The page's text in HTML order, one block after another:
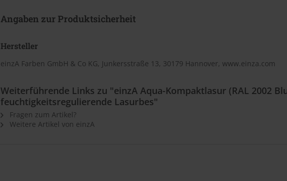
Angaben zur Produktsicherheit
Hersteller
einzA Farben GmbH & Co KG, Junkersstraße 13, 30179 Hannover, www.einza.com
Weiterführende Links zu "einzA Aqua-Kompaktlasur (RAL 2002
feuchtigkeitsregulierende Lasurbes"
Fragen zum Artikel?
Weitere Artikel von einzA